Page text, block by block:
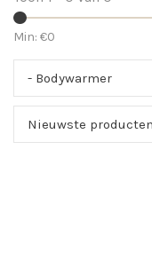
Min: €0
- Bodywarmer
Nieuwste producten